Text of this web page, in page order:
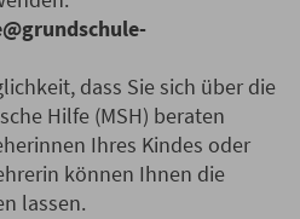
dass Sie sich über die
Hilfe (MSH) beraten
Ihres Kindes oder
können Ihnen die
lassen.